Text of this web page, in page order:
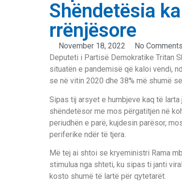
Shëndetësia
rrënjësore
November 18, 2022 No Comments
Deputeti i Partisë Demokratike Tritan
situatën e pandemisë që kaloi vendi,
se në vitin 2020 dhe 38% më shumë
Sipas tij arsyet e humbjeve kaq të
shëndetësor me mos përgatitjen në
periudhën e parë, kujdesin parësor,
periferike ndër të tjera.
Më tej ai shtoi se kryeministri Rama
stimulua nga shteti, ku sipas ti janti
kosto shumë të lartë për qytetarët.